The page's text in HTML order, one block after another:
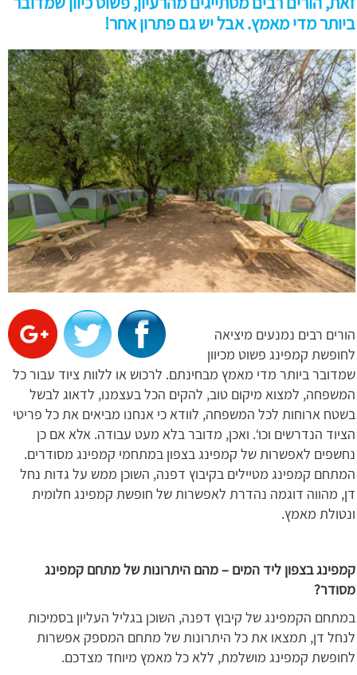
ביותר מדי מאמץ. אבל יש גם פתרון אחר!
הורים רבים נמנעים מיציאה
לחופשת קמפינג פשוט מכיוון
שמדובר ביותר מדי מאמץ מבחינתם. לרכוש או ללוות ציוד עבור כל
המשפחה, למצוא מיקום טוב, להקים הכל בעצמנו, לדאוג לבשל
בשטח ארוחות לכל המשפחה, לוודא כי אנחנו מביאים את כל פריטי
הציוד הנדרשים וכו‘. ואכן, מדובר בלא מעט עבודה. אלא אם כן
נחשפים לאפשרות של קמפינג בצפון במתחמי קמפינג מסודרים.
המתחם קמפינג מטיילים בקיבוץ דפנה, השוכן ממש על גדות נחל
דן, מהווה דוגמה נהדרת לאפשרות של חופשת קמפינג חלומית
ונטולת מאמץ.
קמפינג בצפון ליד המים – מהם היתרונות של מתחם קמפינג
מסודר?
במתחם הקמפינג של קיבוץ דפנה, השוכן בגליל העליון בסמיכות
לנחל דן, תמצאו את כל היתרונות של מתחם המספק אפשרות
לחופשת קמפינג מושלמת, ללא כל מאמץ מיוחד מצדכם.